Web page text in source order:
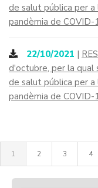
de salut pública per
pandèmia de
22/10/2021 |
d'octubre, per la qual
de salut pública per
pandèmia de
1 2 3 4